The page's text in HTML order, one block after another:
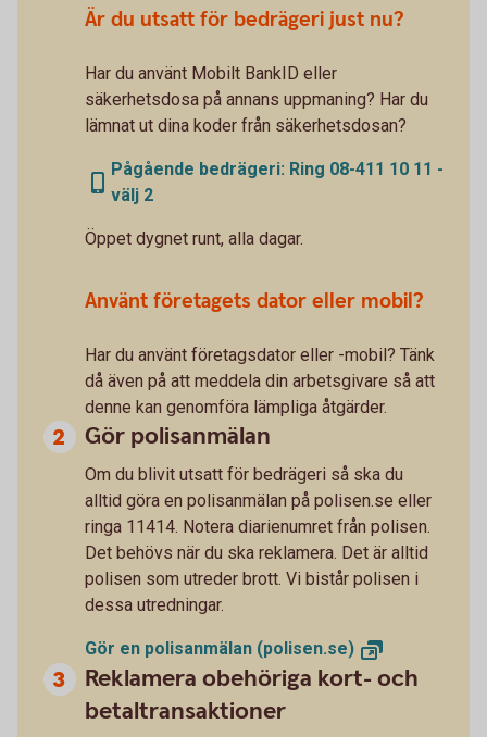
Är du utsatt för bedrägeri just nu?
Har du använt Mobilt BankID eller
säkerhetsdosa på annans uppmaning? Har du
lämnat ut dina koder från säkerhetsdosan?
Pågående bedrägeri: Ring 08-411 10 11 -
välj 2
Öppet dygnet runt, alla dagar.
Använt företagets dator eller mobil?
Har du använt företagsdator eller -mobil? Tänk
då även på att meddela din arbetsgivare så att
denne kan genomföra lämpliga åtgärder.
Gör polisanmälan
Om du blivit utsatt för bedrägeri så ska du
alltid göra en polisanmälan på polisen.se eller
ringa 11414. Notera diarienumret från polisen.
Det behövs när du ska reklamera. Det är alltid
polisen som utreder brott. Vi bistår polisen i
dessa utredningar.
Gör en polisanmälan (polisen.se)
Reklamera obehöriga kort- och
betaltransaktioner